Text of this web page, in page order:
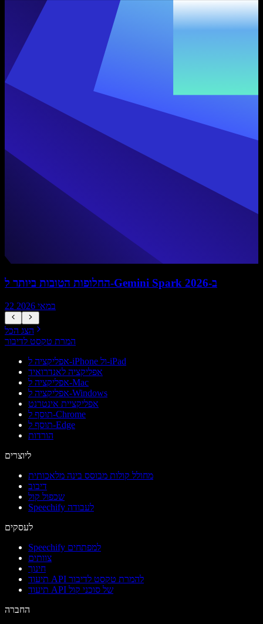
החלופות הטובות ביותר ל-Gemini Spark ב-2026
22 במאי 2026
הצג הכל
המרת טקסט לדיבור
אפליקציה ל-iPhone ול-iPad
אפליקציה לאנדרואיד
אפליקציה ל-Mac
אפליקציה ל-Windows
אפליקציית אינטרנט
תוסף ל-Chrome
תוסף ל-Edge
הורדות
ליוצרים
מחולל קולות מבוסס בינה מלאכותית
דיבוב
שכפול קול
Speechify לעבודה
לעסקים
Speechify למפתחים
צוותים
חינוך
תיעוד API להמרת טקסט לדיבור
תיעוד API של סוכני קול
החברה